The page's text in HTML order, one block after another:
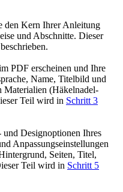
den Kern Ihrer Anleitung
und Abschnitte. Dieser
PDF erscheinen und Ihre
Name, Titelbild und
Materialien (Häkelnadel-
Teil wird in Schritt 3
Designoptionen Ihres
Anpassungseinstellungen
Seiten, Titel,
Teil wird in Schritt 5